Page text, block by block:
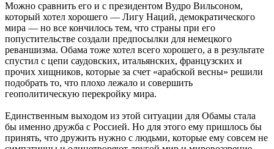
Можно сравнить его и с президентом Вудро Вильсоном,
который хотел хорошего — Лигу Наций, демократического
мира — но все кончилось тем, что страны при его
попустительстве создали предпосылки для немецкого
реваншизма. Обама тоже хотел всего хорошего, а в результате
спустил с цепи саудовских, итальянских, французских и
прочих хищников, которые за счет «арабской весны» решили
подобрать то, что плохо лежало и совершить
геополитическую перекройку мира.
Единственным выходом из этой ситуации для Обамы стала
бы именно дружба с Россией. Но для этого ему пришлось бы
принять, что дружить нужно с людьми, которые ему совсем не